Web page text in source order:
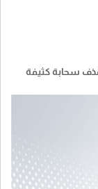
سحابة كثيفة